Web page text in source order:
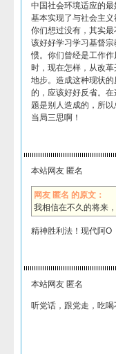
中国社会环境适应的
基本实现了与社会主义
你们想过没有，其实
该好好学习学习基督
惯。你们曾经是工作
时，现在怎样，从改
地步。造成这种现状
的，应该好好反省。
题是别人造成的，所
当局三思啊！
本站网友 匿名
网友 匿名 的原文：
我相信在不久的将来
精神胜利法！现代阿O
本站网友 匿名
听党话，跟党走，吃喝